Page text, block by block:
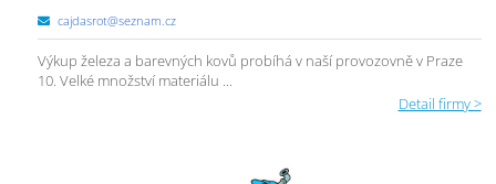
cajdasrot@seznam.cz
Výkup železa a barevných kovů probíhá v naší provozovně v Praze
10. Velké množství materiálu ...
Detail firmy >